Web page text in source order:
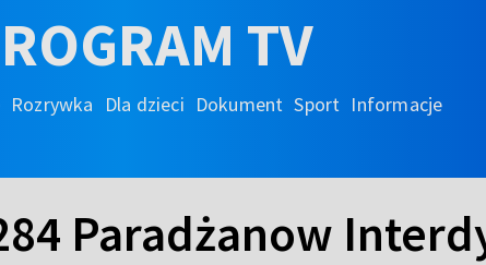
TV
Rozrywka Dla dzieci Dokument Sport Informacje
Paradżanow